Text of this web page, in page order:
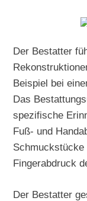
Der Bestatter
Beispiel bei
Das
spezifische
Fuß- und
Schmuckstücke
Fingerabdruck
Der Bestatter